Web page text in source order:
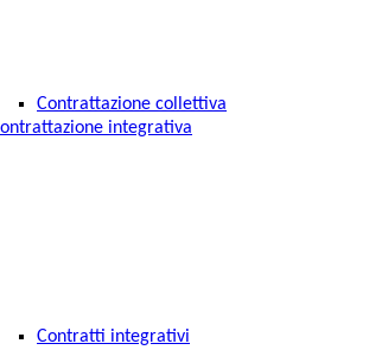
Contrattazione collettiva
integrativa
Contratti integrativi